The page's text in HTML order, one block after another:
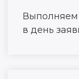
в день